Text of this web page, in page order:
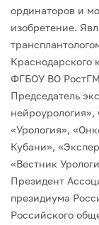
ординаторов и
изобретение.
Краснодарского
ФГБОУ ВО
Председатель
«Урология»,
Кубани»,
«Вестник
Президент
президиума
Российского